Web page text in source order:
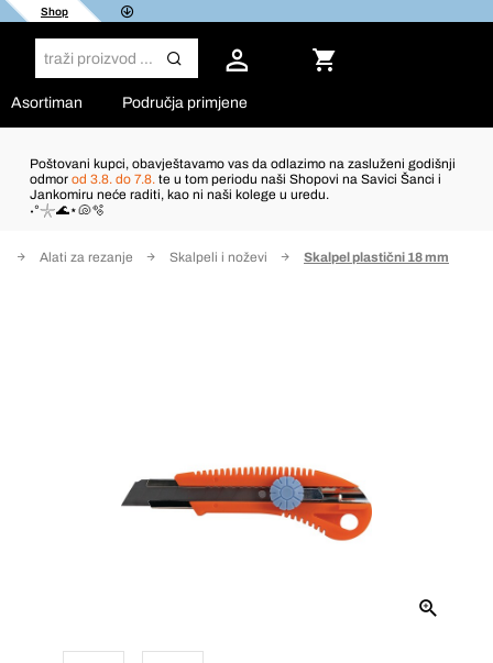
Shop
Asortiman Područja primjene
Poštovani kupci, obavještavamo vas da odlazimo na zasluženi godišnji
odmor od 3.8. do 7.8. te u tom periodu naši Shopovi na Savici Šanci i
Jankomiru neće raditi, kao ni naši kolege u uredu.
˖°𓇼🌊⋆🐚🫧
Alati za rezanje Skalpeli i noževi Skalpel plastični 18 mm